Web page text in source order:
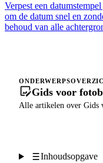
Verpest een
om de datum snel en
behoud van alle
Gids voor
Alle artikelen over Gids
Inhoudsopgave